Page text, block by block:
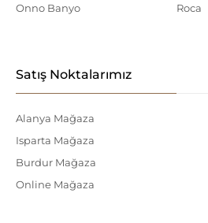
Onno Banyo
Roca
Satış Noktalarımız
Alanya Mağaza
Isparta Mağaza
Burdur Mağaza
Online Mağaza